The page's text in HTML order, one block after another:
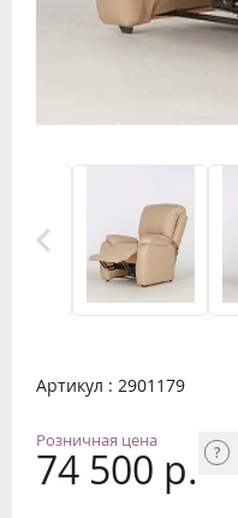
Артикул : 2901179
Розничная цена
74 500 р.